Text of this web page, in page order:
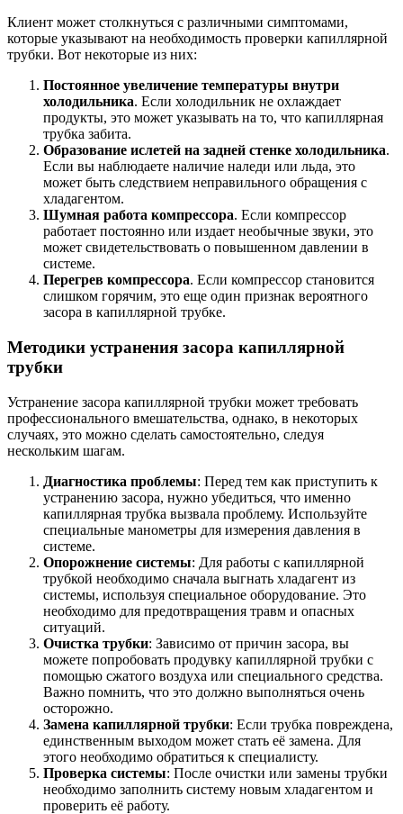
Клиент может столкнуться с различными симптомами,
которые указывают на необходимость проверки капиллярной
трубки. Вот некоторые из них:
Постоянное увеличение температуры внутри
холодильника. Если холодильник не охлаждает
продукты, это может указывать на то, что капиллярная
трубка забита.
Образование ислетей на задней стенке холодильника.
Если вы наблюдаете наличие наледи или льда, это
может быть следствием неправильного обращения с
хладагентом.
Шумная работа компрессора. Если компрессор
работает постоянно или издает необычные звуки, это
может свидетельствовать о повышенном давлении в
системе.
Перегрев компрессора. Если компрессор становится
слишком горячим, это еще один признак вероятного
засора в капиллярной трубке.
Методики устранения засора капиллярной
трубки
Устранение засора капиллярной трубки может требовать
профессионального вмешательства, однако, в некоторых
случаях, это можно сделать самостоятельно, следуя
нескольким шагам.
Диагностика проблемы: Перед тем как приступить к
устранению засора, нужно убедиться, что именно
капиллярная трубка вызвала проблему. Используйте
специальные манометры для измерения давления в
системе.
Опорожнение системы: Для работы с капиллярной
трубкой необходимо сначала выгнать хладагент из
системы, используя специальное оборудование. Это
необходимо для предотвращения травм и опасных
ситуаций.
Очистка трубки: Зависимо от причин засора, вы
можете попробовать продувку капиллярной трубки с
помощью сжатого воздуха или специального средства.
Важно помнить, что это должно выполняться очень
осторожно.
Замена капиллярной трубки: Если трубка повреждена,
единственным выходом может стать её замена. Для
этого необходимо обратиться к специалисту.
Проверка системы: После очистки или замены трубки
необходимо заполнить систему новым хладагентом и
проверить её работу.